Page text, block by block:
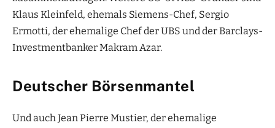
Klaus Kleinfeld, ehemals Siemens-Chef, Sergio
Ermotti, der ehemalige Chef der UBS und der Barclays-
Investmentbanker Makram Azar.
Deutscher Börsenmantel
Und auch Jean Pierre Mustier, der ehemalige